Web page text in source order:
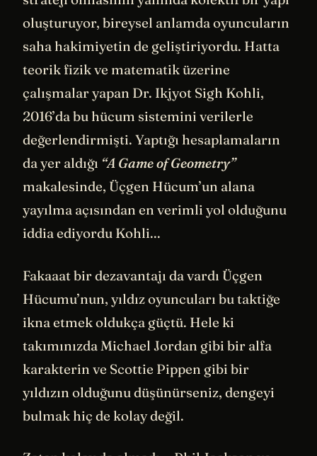
oluşturuyor, bireysel anlamda oyuncuların
saha hakimiyetin de geliştiriyordu. Hatta
teorik fizik ve matematik üzerine
çalışmalar yapan Dr. Ikjyot Sigh Kohli,
2016’da bu hücum sistemini verilerle
değerlendirmişti. Yaptığı hesaplamaların
da yer aldığı “A Game of Geometry”
makalesinde, Üçgen Hücum’un alana
yayılma açısından en verimli yol olduğunu
iddia ediyordu Kohli...
Fakaaat bir dezavantajı da vardı Üçgen
Hücumu’nun, yıldız oyuncuları bu taktiğe
ikna etmek oldukça güçtü. Hele ki
takımınızda Michael Jordan gibi bir alfa
karakterin ve Scottie Pippen gibi bir
yıldızın olduğunu düşünürseniz, dengeyi
bulmak hiç de kolay değil.